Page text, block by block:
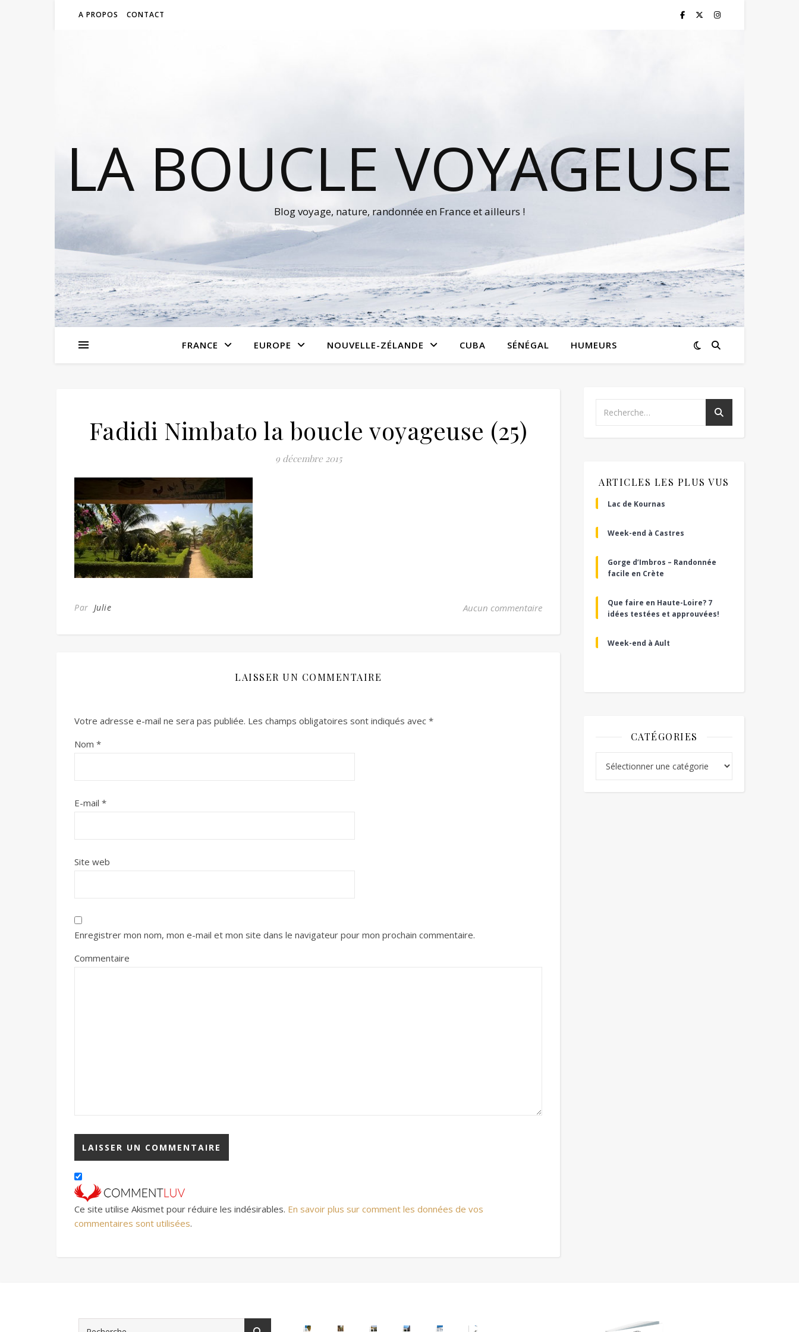
A PROPOS CONTACT
LA BOUCLE VOYAGEUSE
Blog voyage, nature, randonnée en France et ailleurs !
FRANCE EUROPE NOUVELLE-ZÉLANDE CUBA SÉNÉGAL HUMEURS
Fadidi Nimbato la boucle voyageuse (25)
9 décembre 2015
Par Julie Aucun commentaire
LAISSER UN COMMENTAIRE
Votre adresse e-mail ne sera pas publiée. Les champs obligatoires sont indiqués avec *
Nom *
E-mail *
Site web
Enregistrer mon nom, mon e-mail et mon site dans le navigateur pour mon prochain commentaire.
Commentaire
Ce site utilise Akismet pour réduire les indésirables. En savoir plus sur comment les données de vos
commentaires sont utilisées.
ARTICLES LES PLUS VUS
Lac de Kournas
Week-end à Castres
Gorge d’Imbros – Randonnée
facile en Crète
Que faire en Haute-Loire? 7
idées testées et approuvées!
Week-end à Ault
CATÉGORIES